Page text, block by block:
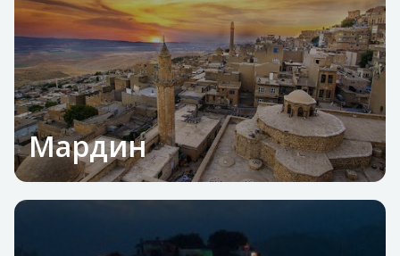
Мардин